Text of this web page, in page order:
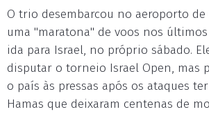
O trio desembarcou no aeroporto de
uma "maratona" de voos nos
ida para Israel, no próprio sábado.
disputar o torneio Israel Open, mas
o país às pressas após os ataques
Hamas que deixaram centenas de